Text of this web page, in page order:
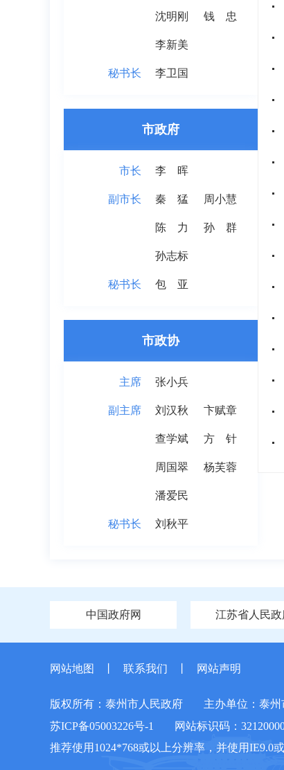
沈明刚 钱 忠
李新美
秘书长 李卫国
市政府
市长 李 晖
副市长 秦 猛 周小慧
陈 力 孙 群
孙志标
秘书长 包 亚
市政协
主席 张小兵
副主席 刘汉秋 卞赋章
查学斌 方针
周国翠 杨芙蓉
潘爱民
秘书长 刘秋平
中国政府网 江苏省人民政
网站地图 联系我们 网站声明
版权所有：泰州市人民政府
主办单位：泰
苏ICP备05003226号-1
网站标识码：
推荐使用1024*768或以上分辨率，并使用IE9.0